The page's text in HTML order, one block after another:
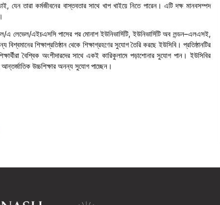
তারা কর্মজীবনের বাস্তবতার সাথে খাপ খাইয়ে নিতে পারেন। এটি দক্ষ মানবসম্পদ
এ লেভেল/এইচএসসি পাসের পর মোনাশ ইউনিভার্সিটি, ইউনিভার্সিটি অব লন্ডন–এলএসই,
বিশ্বমানের শিক্ষাপ্রতিষ্ঠান থেকে শিক্ষাগ্রহণের সুযোগ তৈরি করছে ইউসিবি। প্রতিষ্ঠানটির
বৈশ্বিক অংশীদারদের সাথে একই কারিকুলামে পড়াশোনার সুযোগ পান। ইউসিবির
আন্তর্জাতিক উচ্চশিক্ষার অনন্য সুযোগ পাচ্ছেন।